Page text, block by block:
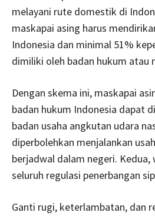
melayani rute domestik di
maskapai asing harus
Indonesia dan minimal 51%
dimiliki oleh badan hukum atau
Dengan skema ini, maskapai
badan hukum Indonesia dapat
badan usaha angkutan udara
diperbolehkan menjalankan
berjadwal dalam negeri.
seluruh regulasi penerbangan
Ganti rugi, keterlambatan, dan